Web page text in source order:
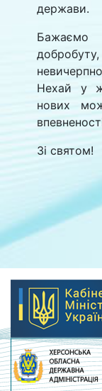
держави.
Бажаємо
Нехай у
нових
Зі святом!